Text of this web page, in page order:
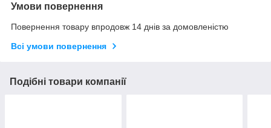
Умови повернення
Повернення товару впродовж 14 днів за домовленістю
Всі умови повернення
Подібні товари компанії